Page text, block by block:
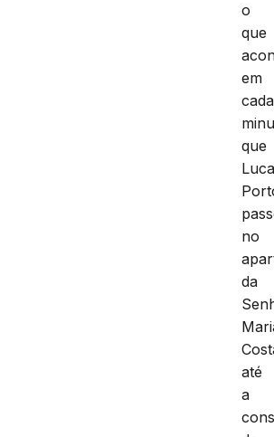
o
que
em
cada
que
no
da
até
a